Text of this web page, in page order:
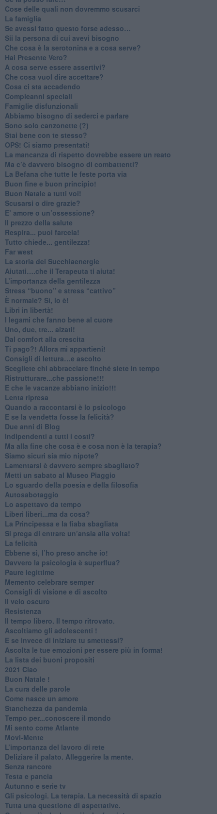
​Cose delle quali non dovremmo scusarci
​La famiglia
​Se avessi fatto questo forse adesso…
​Sii la persona di cui avevi bisogno
Che cosa è la serotonina e a cosa serve?
​Hai Presente Vero?
A cosa serve essere assertivi?
​Che cosa vuol dire accettare?
​Cosa ci sta accadendo
​Compleanni speciali
​Famiglie disfunzionali
​Abbiamo bisogno di sederci e parlare
Sono solo canzonette (?)
​Stai bene con te stesso?
​OPS! Ci siamo presentati!
​La mancanza di rispetto dovrebbe essere un reato
​Ma c’è davvero bisogno di combattenti?
​La Befana che tutte le feste porta via
Buon fine e buon principio!
​Buon Natale a tutti voi!
​Scusarsi o dire grazie?
​E’ amore o un’ossessione?
​Il prezzo della salute
​Respira... puoi farcela!
​Tutto chiede... gentilezza!
​Far west
​La storia dei Succhiaenergie
​Aiutati….che il Terapeuta ti aiuta!
​L’importanza della gentilezza
​Stress “buono” e stress “cattivo”
​È normale? Sì, lo è!
​Libri in libertà!
​I legami che fanno bene al cuore
Uno, due, tre... alzati!​
​Dal comfort alla crescita
​Ti pago?! Allora mi appartieni!​
​Consigli di lettura…e ascolto
​Scegliete chi abbracciare finché siete in tempo
​Ristrutturare...che passione!!!
​E che le vacanze abbiano inizio!!!
​Lenta ripresa
​Quando a raccontarsi è lo psicologo
​E se la vendetta fosse la felicità?
​Due anni di Blog
​Indipendenti a tutti i costi?
​Ma alla fine che cosa è e cosa non è la terapia?
​Siamo sicuri sia mio nipote?
​Lamentarsi è davvero sempre sbagliato?
​Metti un sabato al Museo Piaggio
​Lo sguardo della poesia e della filosofia
Autosabotaggio
​Lo aspettavo da tempo
​Liberi liberi...ma da cosa?
​La Principessa e la fiaba sbagliata
Si prega di entrare un’ansia alla volta!
​La felicità
​Ebbene sì, l’ho preso anche io!
​Davvero la psicologia è superflua?
Paure legittime
​Memento celebrare semper
​Consigli di visione e di ascolto
​Il velo oscuro
Resistenza
​Il tempo libero. Il tempo ritrovato.
Ascoltiamo gli adolescenti !
​E se invece di iniziare tu smettessi?
​Ascolta le tue emozioni per essere più in forma!
​La lista dei buoni propositi
2021 Ciao
Buon Natale !
​La cura delle parole
​Come nasce un amore
Stanchezza da pandemia
​Tempo per...conoscere il mondo
​Mi sento come Atlante
​Movi-Mente
​L’importanza del lavoro di rete
​Deliziare il palato. Alleggerire la mente.
​Senza rancore
​Testa e pancia
​Autunno e serie tv
​Gli psicologi. La terapia. La necessità di spazio
​Tutta una questione di aspettative.